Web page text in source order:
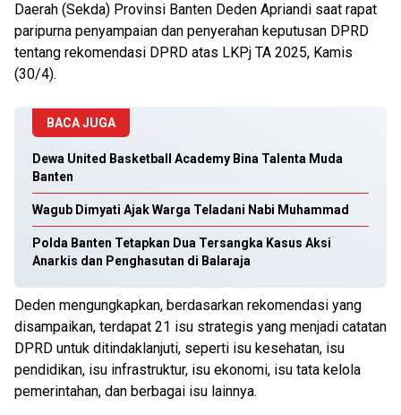
Daerah (Sekda) Provinsi Banten Deden Apriandi saat rapat
paripurna penyampaian dan penyerahan keputusan DPRD
tentang rekomendasi DPRD atas LKPj TA 2025, Kamis
(30/4).
BACA JUGA
Dewa United Basketball Academy Bina Talenta Muda
Banten
Wagub Dimyati Ajak Warga Teladani Nabi Muhammad
Polda Banten Tetapkan Dua Tersangka Kasus Aksi
Anarkis dan Penghasutan di Balaraja
Deden mengungkapkan, berdasarkan rekomendasi yang
disampaikan, terdapat 21 isu strategis yang menjadi catatan
DPRD untuk ditindaklanjuti, seperti isu kesehatan, isu
pendidikan, isu infrastruktur, isu ekonomi, isu tata kelola
pemerintahan, dan berbagai isu lainnya.